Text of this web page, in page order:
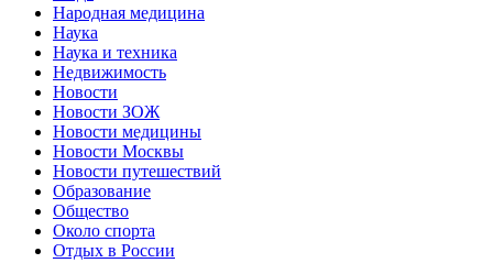
Народная медицина
Наука
Наука и техника
Недвижимость
Новости
Новости ЗОЖ
Новости медицины
Новости Москвы
Новости путешествий
Образование
Общество
Около спорта
Отдых в России